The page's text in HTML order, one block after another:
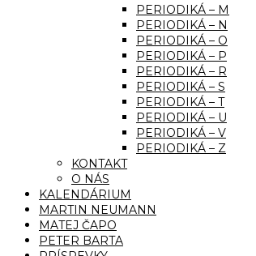
PERIODIKÁ – M
PERIODIKÁ – N
PERIODIKÁ – O
PERIODIKÁ – P
PERIODIKÁ – R
PERIODIKÁ – S
PERIODIKÁ – T
PERIODIKÁ – U
PERIODIKÁ – V
PERIODIKÁ – Z
KONTAKT
O NÁS
KALENDÁRIUM
MARTIN NEUMANN
MATEJ ČAPO
PETER BARTA